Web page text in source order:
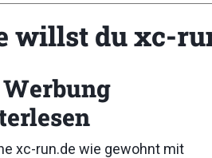
das Ziel markiert.
Streckenführung her bis zum
wieder zurück zum
man immerhin eine Länge
oben bereits erwähnt als
willst du xc-
xc-run.de wie gewohnt mit